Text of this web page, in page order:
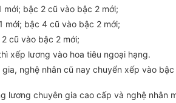
bậc 2 cũ vào bậc 2 mới;
mới; bậc 4 cũ vào bậc 2 mới;
cũ vào bậc 2 mới;
xếp lương vào hoa tiêu ngoại hạng.
nghệ nhân cũ nay chuyển xếp vào
lương chuyên gia cao cấp và nghệ nhân